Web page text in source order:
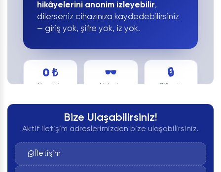
hikâyelerini anonim izleyebilir,
dilerseniz cihazınıza kaydedebilirsiniz
— giriş yok, şifre yok, iz yok.
0 ₺
Ücretsiz
🕶️
Listede
🔒
Şifresiz
Bize Ulaşabilirsiniz!
Aktif iletişim adreslerimizden bize ulaşabilirsiniz.
İletişim